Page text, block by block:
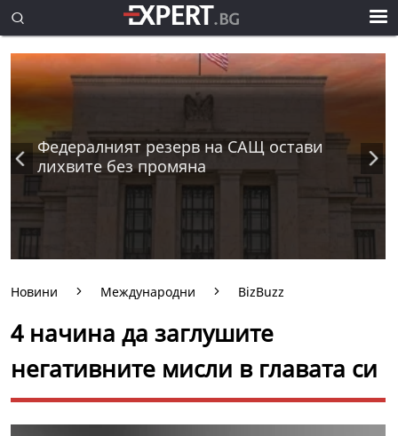
Федералният резерв на САЩ остави
лихвите без промяна
Новини Международни BizBuzz
4 начина да заглушите
негативните мисли в главата си